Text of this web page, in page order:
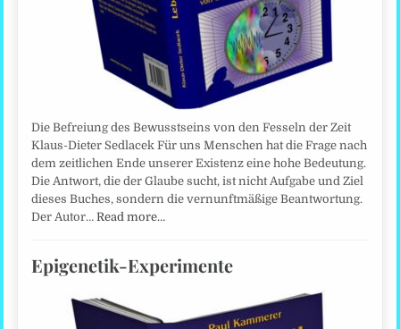
Die Befreiung des Bewusstseins von den Fesseln der Zeit
Klaus-Dieter Sedlacek Für uns Menschen hat die Frage nach
dem zeitlichen Ende unserer Existenz eine hohe Bedeutung.
Die Antwort, die der Glaube sucht, ist nicht Aufgabe und Ziel
dieses Buches, sondern die vernunftmäßige Beantwortung.
Der Autor…Read more…
Epigenetik-Experimente